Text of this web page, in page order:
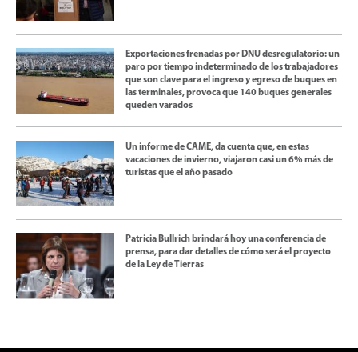
Exportaciones frenadas por DNU desregulatorio: un
paro por tiempo indeterminado de los trabajadores
que son clave para el ingreso y egreso de buques en
las terminales, provoca que 140 buques generales
queden varados
Un informe de CAME, da cuenta que, en estas
vacaciones de invierno, viajaron casi un 6% más de
turistas que el año pasado
Patricia Bullrich brindará hoy una conferencia de
prensa, para dar detalles de cómo será el proyecto
de la Ley de Tierras